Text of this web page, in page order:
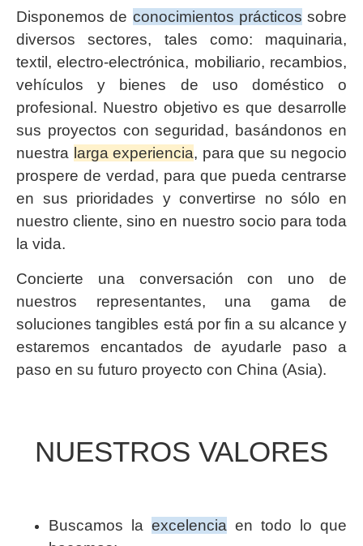
Disponemos de conocimientos prácticos sobre
diversos sectores, tales como: maquinaria,
textil, electro-electrónica, mobiliario, recambios,
vehículos y bienes de uso doméstico o
profesional. Nuestro objetivo es que desarrolle
sus proyectos con seguridad, basándonos en
nuestra larga experiencia, para que su negocio
prospere de verdad, para que pueda centrarse
en sus prioridades y convertirse no sólo en
nuestro cliente, sino en nuestro socio para toda
la vida.
Concierte una conversación con uno de
nuestros representantes, una gama de
soluciones tangibles está por fin a su alcance y
estaremos encantados de ayudarle paso a
paso en su futuro proyecto con China (Asia).
NUESTROS VALORES
Buscamos la excelencia en todo lo que